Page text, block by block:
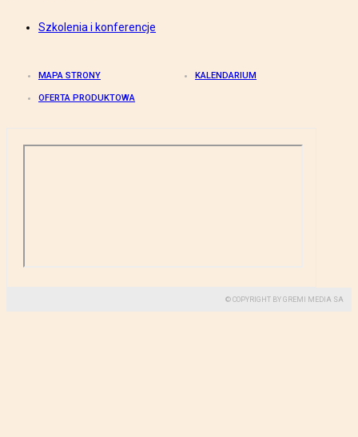
Szkolenia i konferencje
MAPA STRONY KALENDARIUM
OFERTA PRODUKTOWA
© COPYRIGHT BY GREMI MEDIA SA